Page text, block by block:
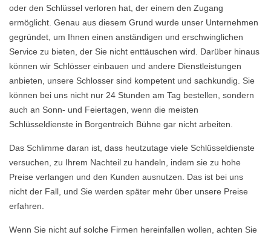
oder den Schlüssel verloren hat, der einem den Zugang
ermöglicht. Genau aus diesem Grund wurde unser Unternehmen
gegründet, um Ihnen einen anständigen und erschwinglichen
Service zu bieten, der Sie nicht enttäuschen wird. Darüber hinaus
können wir Schlösser einbauen und andere Dienstleistungen
anbieten, unsere Schlosser sind kompetent und sachkundig. Sie
können bei uns nicht nur 24 Stunden am Tag bestellen, sondern
auch an Sonn- und Feiertagen, wenn die meisten
Schlüsseldienste in Borgentreich Bühne gar nicht arbeiten.
Das Schlimme daran ist, dass heutzutage viele Schlüsseldienste
versuchen, zu Ihrem Nachteil zu handeln, indem sie zu hohe
Preise verlangen und den Kunden ausnutzen. Das ist bei uns
nicht der Fall, und Sie werden später mehr über unsere Preise
erfahren.
Wenn Sie nicht auf solche Firmen hereinfallen wollen, achten Sie